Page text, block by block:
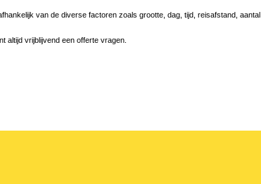
van de diverse factoren zoals grootte, dag, tijd, reisafstand, aantal
altijd vrijblijvend een offerte vragen.